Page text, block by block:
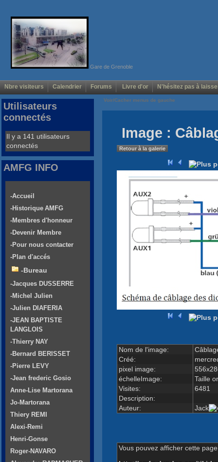
Gare de Grenoble
Nbre visiteurs Calendrier Forums Livre d'or N'hésitez pas à
Voir/Cacher menus de gauche
Image :
Retour à la galerie
Nom de l'image:
Créé:
pixel image:
échelleImage:
Taille
Visites:
6481
Description:
Auteur:
Jack
Vous pouvez afficher cette
Utilisateurs
connectés
Il y a 141 utilisateurs
connectés
AMFG INFO
-Accueil
-Historique AMFG
-Membres d'honneur
-Devenir Membre
-Pour nous contacter
-Plan d'accés
-Bureau
-Jacques DUSSERRE
-Michel Julien
-Julien DIAFERIA
-JEAN BAPTISTE
LANGLOIS
-Thierry NAY
-Bernard BERISSET
-Pierre LEVY
-Jean frederic Gosio
Anne-Lise Martorana
Jo-Martorana
Thiery REMI
Alexi-Remi
Henri-Gonse
Roger-NAVARO